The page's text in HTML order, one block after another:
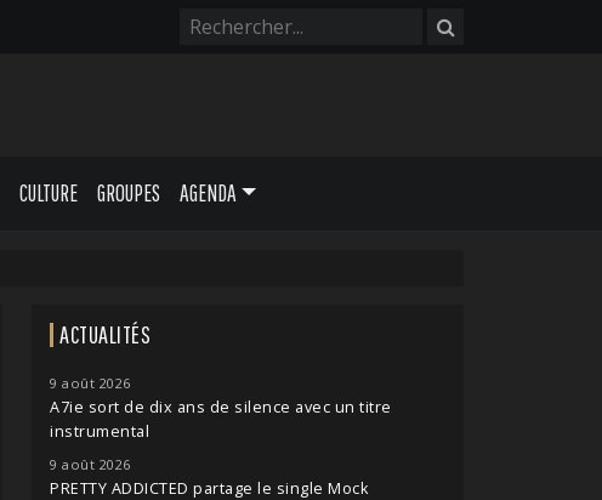
CULTURE GROUPES AGENDA
ACTUALITÉS
9 août 2026
A7ie sort de dix ans de silence avec un titre
instrumental
9 août 2026
PRETTY ADDICTED partage le single Mock